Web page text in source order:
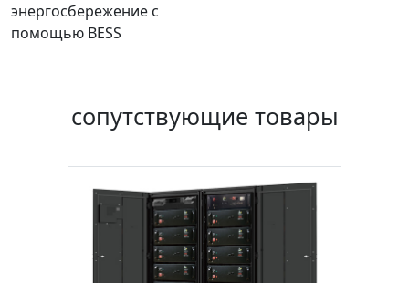
энергосбережение с
помощью BESS
сопутствующие товары